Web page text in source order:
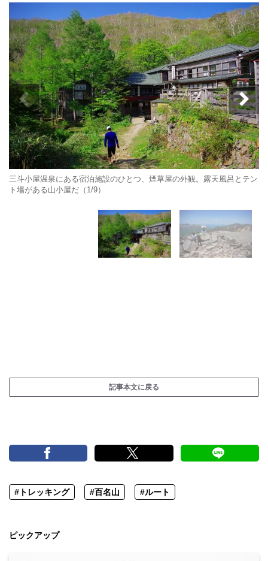
三斗小屋温泉にある宿泊施設のひとつ、煙草屋の外観。露天風呂とテン
ト場がある山小屋だ（1/9）
記事本文に戻る
#トレッキング #百名山 #ルート
ピックアップ